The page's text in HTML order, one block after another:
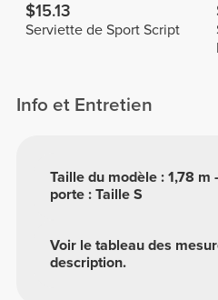
$15.13
Serviette de Sport Script
Info et Entretien
Voir le tableau des
description.
Taille du modèle : 1,78 m
porte : Taille S